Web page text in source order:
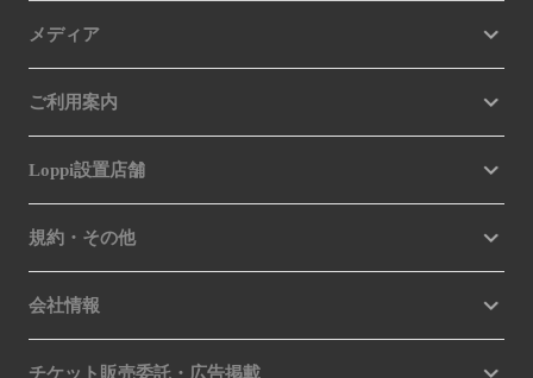
メディア
ご利用案内
Loppi設置店舗
規約・その他
会社情報
チケット販売委託・広告掲載